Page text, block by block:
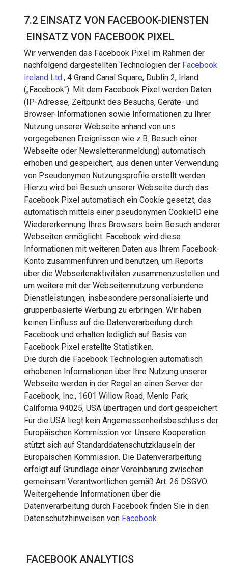
7.2 EINSATZ VON FACEBOOK-DIENSTEN
EINSATZ VON FACEBOOK PIXEL
Wir verwenden das Facebook Pixel im Rahmen der
nachfolgend dargestellten Technologien der Facebook
Ireland Ltd., 4 Grand Canal Square, Dublin 2, Irland
(„Facebook“). Mit dem Facebook Pixel werden Daten
(IP-Adresse, Zeitpunkt des Besuchs, Geräte- und
Browser-Informationen sowie Informationen zu Ihrer
Nutzung unserer Webseite anhand von uns
vorgegebenen Ereignissen wie z.B. Besuch einer
Webseite oder Newsletteranmeldung) automatisch
erhoben und gespeichert, aus denen unter Verwendung
von Pseudonymen Nutzungsprofile erstellt werden.
Hierzu wird bei Besuch unserer Webseite durch das
Facebook Pixel automatisch ein Cookie gesetzt, das
automatisch mittels einer pseudonymen CookieID eine
Wiedererkennung Ihres Browsers beim Besuch anderer
Webseiten ermöglicht. Facebook wird diese
Informationen mit weiteren Daten aus Ihrem Facebook-
Konto zusammenführen und benutzen, um Reports
über die Webseitenaktivitäten zusammenzustellen und
um weitere mit der Webseitennutzung verbundene
Dienstleistungen, insbesondere personalisierte und
gruppenbasierte Werbung zu erbringen. Wir haben
keinen Einfluss auf die Datenverarbeitung durch
Facebook und erhalten lediglich auf Basis von
Facebook Pixel erstellte Statistiken.
Die durch die Facebook Technologien automatisch
erhobenen Informationen über Ihre Nutzung unserer
Webseite werden in der Regel an einen Server der
Facebook, Inc., 1601 Willow Road, Menlo Park,
California 94025, USA übertragen und dort gespeichert.
Für die USA liegt kein Angemessenheitsbeschluss der
Europäischen Kommission vor. Unsere Kooperation
stützt sich auf Standarddatenschutzklauseln der
Europäischen Kommission. Die Datenverarbeitung
erfolgt auf Grundlage einer Vereinbarung zwischen
gemeinsam Verantwortlichen gemäß Art. 26 DSGVO.
Weitergehende Informationen über die
Datenverarbeitung durch Facebook finden Sie in den
Datenschutzhinweisen von Facebook.
FACEBOOK ANALYTICS